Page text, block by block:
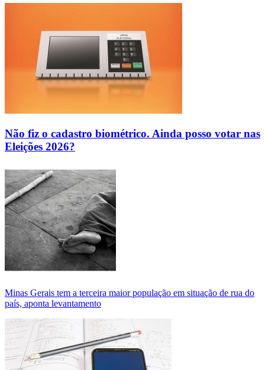
Não fiz o cadastro biométrico. Ainda posso votar nas
Eleições 2026?
Minas Gerais tem a terceira maior população em situação de rua do
país, aponta levantamento